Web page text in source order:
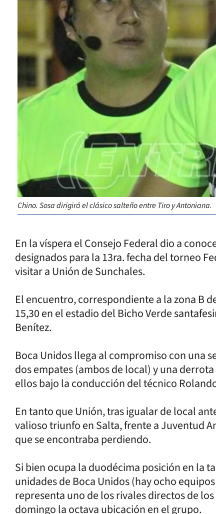
Chino. Sosa dirigirá el clásico salteño entre Tiro y Antoniana.
En la víspera el Consejo Federal dio a
designados para la 13ra. fecha del torneo
visitar a Unión de Sunchales.
El encuentro, correspondiente a la zona B
15,30 en el estadio del Bicho Verde
Benítez.
Boca Unidos llega al compromiso con una
dos empates (ambos de local) y una
ellos bajo la conducción del técnico
En tanto que Unión, tras igualar de local
valioso triunfo en Salta, frente a Juventud
que se encontraba perdiendo.
Si bien ocupa la duodécima posición en la
unidades de Boca Unidos (hay ocho
representa uno de los rivales directos de
domingo la octava ubicación en el grupo.